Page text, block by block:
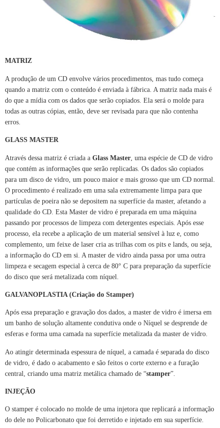
MATRIZ
A produção de um CD envolve vários procedimentos, mas tudo começa
quando a matriz com o conteúdo é enviada à fábrica. A matriz nada mais é
do que a mídia com os dados que serão copiados. Ela será o molde para
todas as outras cópias, então, deve ser revisada para que não contenha
erros.
GLASS MASTER
Através dessa matriz é criada a Glass Master , uma espécie de CD de vidro
que contém as informações que serão replicadas. Os dados são copiados
para um disco de vidro, um pouco maior e mais grosso que um CD normal.
O procedimento é realizado em uma sala extremamente limpa para que
partículas de poeira não se depositem na superfície da master, afetando a
qualidade do CD. Esta Master de vidro é preparada em uma máquina
passando por processos de limpeza com detergentes especiais. Após esse
processo, ela recebe a aplicação de um material sensível à luz e, como
complemento, um feixe de laser cria as trilhas com os pits e lands, ou seja,
a informação do CD em si. A master de vidro ainda passa por uma outra
limpeza e secagem especial à cerca de 80° C para preparação da superfície
do disco que será metalizada com níquel.
GALVANOPLASTIA (Criação do Stamper)
Após essa preparação e gravação dos dados, a master de vidro é imersa em
um banho de solução altamente condutiva onde o Níquel se desprende de
esferas e forma uma camada na superfície metalizada da master de vidro.
Ao atingir determinada espessura de níquel, a camada é separada do disco
de vidro, é dado o acabamento e são feitos o corte externo e a furação
central, criando uma matriz metálica chamado de “stamper”.
INJEÇÃO
O stamper é colocado no molde de uma injetora que replicará a informação
do dele no Policarbonato que foi derretido e injetado em sua superfície.